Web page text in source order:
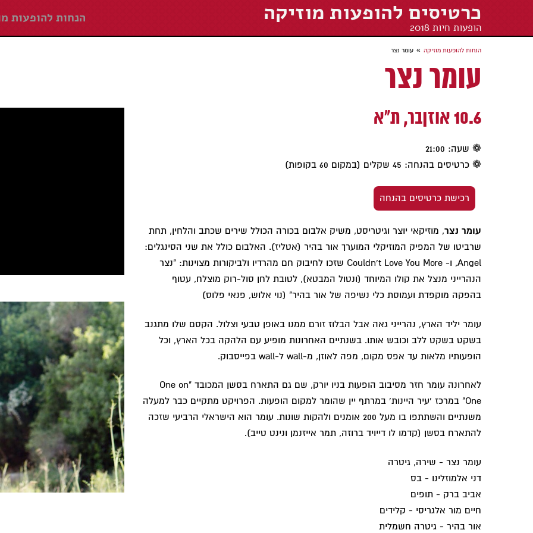
כרטיסים להופעות מוזיקה
הופעות חיות 2018
הנחות להופעות
הנחות להופעות מוזיקה » עומר נצר
עומר נצר
10.6 אוזןבר, ת"א
❁ שעה: 21:00
❁ כרטיסים בהנחה: 45 שקלים (במקום 60 בקופות)
רכישת כרטיסים בהנחה
עומר נצר, מוזיקאי יוצר וגיטריסט, משיק אלבום בכורה הכולל שירים שכתב והלחין, תחת
שרביטו של המפיק המוזיקלי המוערך אור בהיר (אטליז). האלבום כולל את שני הסינגלים:
Angel, ו- Couldn't Love You More שזכו לחיבוק חם מהרדיו ולביקורות מצוינות: "נצר
הנהרייני מנצל את קולו המיוחד (ונטול המבטא), לטובת לחן סול-רוק מוצלח, עטוף
בהפקה מוקפדת ועמוסת כלי נשיפה של אור בהיר" (נוי אלוש, פנאי פלוס)
עומר יליד הארץ, נהרייני גאה אבל הבלוז זורם ממנו באופן טבעי וצלול. הקסם שלו מתגנב
בשקט בשקט ללב וכובש אותו. בשנתיים האחרונות מופיע עם הלהקה בכל הארץ, וכל
הופעותיו מלאות עד אפס מקום, מפה לאוזן, מ-wall ל-wall בפייסבוק.
לאחרונה עומר חזר מסיבוב הופעות בניו יורק, שם גם התארח בסשן המכובד "One on
One" במרכז 'עיר היינות' במרתף יין שהומר למקום הופעות. הפרויקט מתקיים כבר למעלה
משנתיים והשתתפו בו מעל 200 אומנים ולהקות שונות. עומר הוא הישראלי הרביעי שזכה
להתארח בסשן (קדמו לו דייויד ברוזה, תמר אייזנמן ונינט טייב).
עומר נצר - שירה, גיטרה
דני אלמוזלינו - בס
אביב ברק - תופים
חיים מור אלגריסי - קלידים
אור בהיר - גיטרה חשמלית